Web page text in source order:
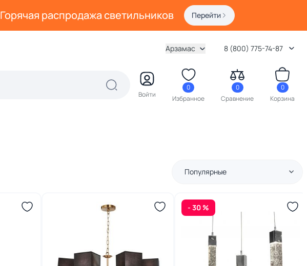
Горячая распродажа светильников Перейти
Арзамас 8 (800) 775-74-87
Войти
0
Избранное
0
Сравнение
0
Корзина
Популярные
- 30 %